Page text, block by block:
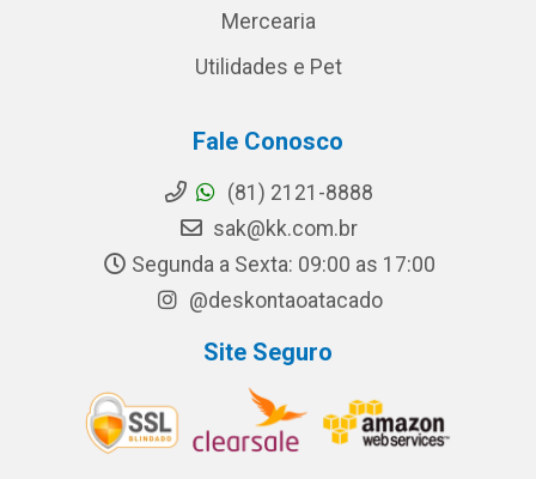
Mercearia
Utilidades e Pet
Fale Conosco
(81) 2121-8888
sak@kk.com.br
Segunda a Sexta: 09:00 as 17:00
@deskontaoatacado
Site Seguro